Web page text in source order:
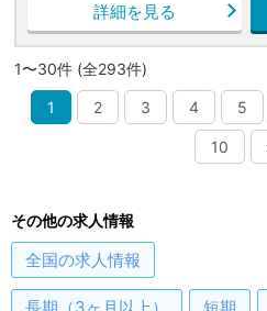
詳細を見る
1〜30件 (全293件)
1 2 3 4 5
10
その他の求人情報
全国の求人情報